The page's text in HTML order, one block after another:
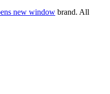
new window brand. All